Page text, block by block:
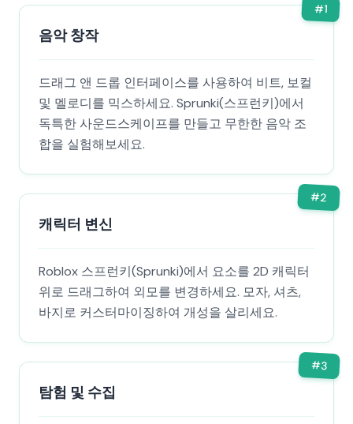
#1
음악 창작
드래그 앤 드롭 인터페이스를 사용하여 비트, 보컬
및 멜로디를 믹스하세요. Sprunki(스프런키)에서
독특한 사운드스케이프를 만들고 무한한 음악 조
합을 실험해보세요.
#2
캐릭터 변신
Roblox 스프런키(Sprunki)에서 요소를 2D 캐릭터
위로 드래그하여 외모를 변경하세요. 모자, 셔츠,
바지로 커스터마이징하여 개성을 살리세요.
#3
탐험 및 수집